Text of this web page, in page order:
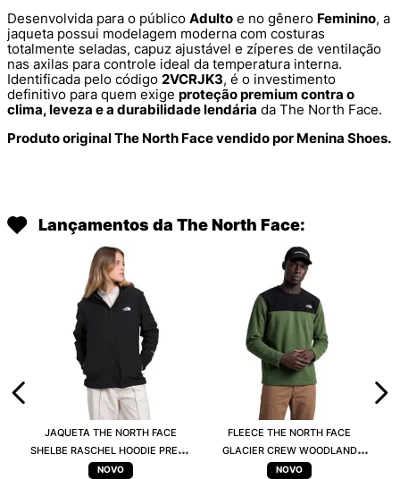
Desenvolvida para o público Adulto e no gênero Feminino, a
jaqueta possui modelagem moderna com costuras
totalmente seladas, capuz ajustável e zíperes de ventilação
nas axilas para controle ideal da temperatura interna.
Identificada pelo código 2VCRJK3, é o investimento
definitivo para quem exige proteção premium contra o
clima, leveza e a durabilidade lendária da The North Face.
Produto original The North Face vendido por Menina Shoes.
Lançamentos da The North Face:
JAQUETA THE NORTH FACE
SHELBE RASCHEL HOODIE PRETO
84JJ4H0
FLEECE THE NORTH FACE
GLACIER CREW WOODLAND
VERDE A023NBRI